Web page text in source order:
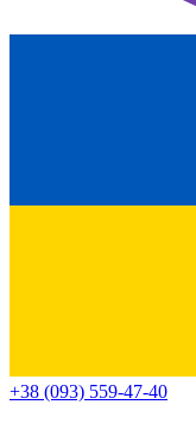
+38 (093) 559-47-40